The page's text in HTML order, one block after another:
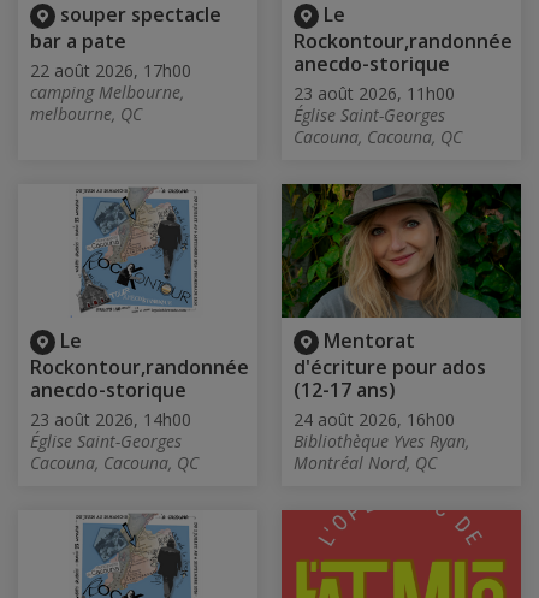
souper spectacle
bar a pate
22 août 2026, 17h00
camping Melbourne,
melbourne, QC
Le
Rockontour,randonnée
anecdo-storique
23 août 2026, 11h00
Église Saint-Georges
Cacouna, Cacouna, QC
Le
Rockontour,randonnée
anecdo-storique
23 août 2026, 14h00
Église Saint-Georges
Cacouna, Cacouna, QC
Mentorat
d'écriture pour ados
(12-17 ans)
24 août 2026, 16h00
Bibliothèque Yves Ryan,
Montréal Nord, QC